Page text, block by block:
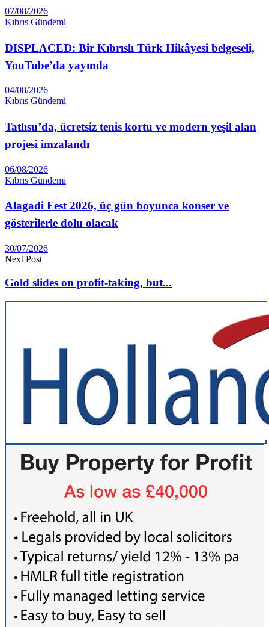
07/08/2026
Kıbrıs Gündemi
DISPLACED: Bir Kıbrıslı Türk Hikâyesi belgeseli,
YouTube’da yayında
04/08/2026
Kıbrıs Gündemi
Tatlısu’da, ücretsiz tenis kortu ve modern yeşil alan
projesi imzalandı
06/08/2026
Kıbrıs Gündemi
Alagadi Fest 2026, üç gün boyunca konser ve
gösterilerle dolu olacak
30/07/2026
Next Post
Gold slides on profit-taking, but...